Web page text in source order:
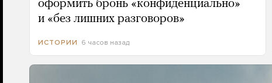
оформить бронь «конфиденциально»
и «без лишних разговоров»
ИСТОРИИ 6 часов назад